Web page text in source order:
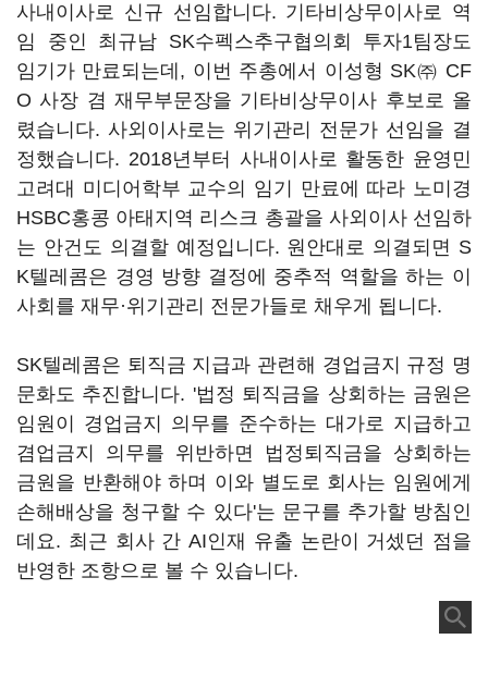
사내이사로 신규 선임합니다. 기타비상무이사로 역
임 중인 최규남 SK수펙스추구협의회 투자1팀장도
임기가 만료되는데, 이번 주총에서 이성형 SK㈜ CF
O 사장 겸 재무부문장을 기타비상무이사 후보로 올
렸습니다. 사외이사로는 위기관리 전문가 선임을 결
정했습니다. 2018년부터 사내이사로 활동한 윤영민
고려대 미디어학부 교수의 임기 만료에 따라 노미경
HSBC홍콩 아태지역 리스크 총괄을 사외이사 선임하
는 안건도 의결할 예정입니다. 원안대로 의결되면 S
K텔레콤은 경영 방향 결정에 중추적 역할을 하는 이
사회를 재무·위기관리 전문가들로 채우게 됩니다.
SK텔레콤은 퇴직금 지급과 관련해 경업금지 규정 명
문화도 추진합니다. '법정 퇴직금을 상회하는 금원은
임원이 경업금지 의무를 준수하는 대가로 지급하고
겸업금지 의무를 위반하면 법정퇴직금을 상회하는
금원을 반환해야 하며 이와 별도로 회사는 임원에게
손해배상을 청구할 수 있다'는 문구를 추가할 방침인
데요. 최근 회사 간 AI인재 유출 논란이 거셌던 점을
반영한 조항으로 볼 수 있습니다.